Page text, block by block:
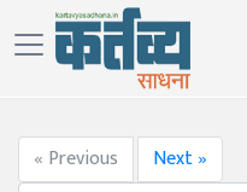
« Previous Next »